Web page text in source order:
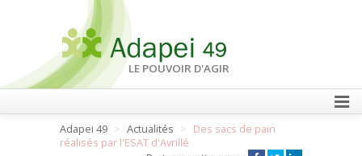
LE POUVOIR D'AGIR
FAIRE UN DON
Adapei 49 Actualités
Des sacs de pain
réalisés par l'ESAT d'Avrillé